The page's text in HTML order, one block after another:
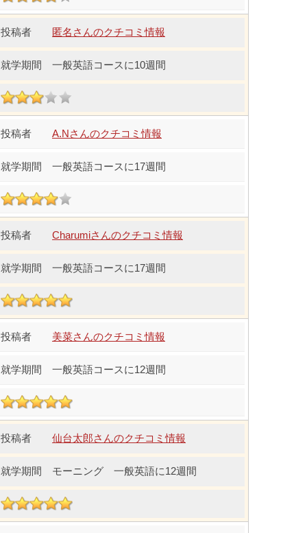
匿名さんのクチコミ情報
一般英語コースに10週間
A.Nさんのクチコミ情報
一般英語コースに17週間
Charumiさんのクチコミ情報
一般英語コースに17週間
美菜さんのクチコミ情報
一般英語コースに12週間
仙台太郎さんのクチコミ情報
モーニング 一般英語に12週間